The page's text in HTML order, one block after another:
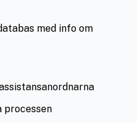
med info om
processen